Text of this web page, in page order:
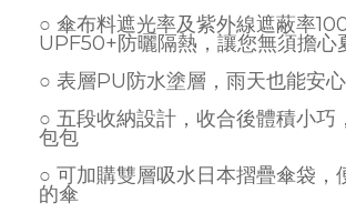
○ 傘布料遮光率及紫外線遮蔽率
UPF50+防曬隔熱，讓您無須擔心
○ 表層PU防水塗層，雨天也能安
○ 五段收納設計，收合後體積小巧
包包
○ 可加購雙層吸水日本摺疊傘袋，
的傘